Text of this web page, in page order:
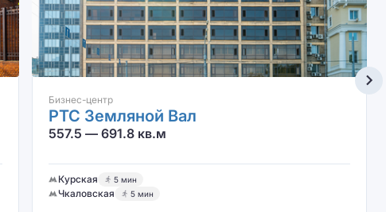
Бизнес-центр
РТС Земляной Вал
557.5 — 691.8 кв.м
Курская 5 мин
Чкаловская 5 мин